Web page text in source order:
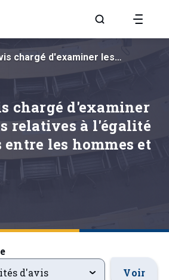
Aller à la page
chargé d'examiner
relatives à l'égalité
entre les hommes et
chargé d'examiner les…
d'avis Voir